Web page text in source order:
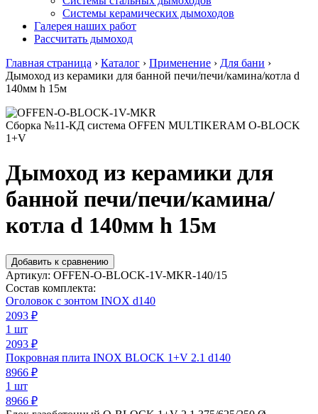
Системы керамических дымоходов
Галерея наших работ
Рассчитать дымоход
Главная страница › Каталог › Применение › Для бани ›
Дымоход из керамики для банной печи/печи/камина/котла d
140мм h 15м
Сборка №11-КД система OFFEN MULTIKERAM O-BLOCK
1+V
Дымоход из керамики для
банной печи/печи/камина/
котла d 140мм h 15м
Добавить к сравнению
Артикул: OFFEN-O-BLOCK-1V-MKR-140/15
Состав комплекта:
Оголовок с зонтом INOX d140
2093 ₽
1 шт
2093 ₽
Покровная плита INOX BLOCK 1+V 2.1 d140
8966 ₽
1 шт
8966 ₽